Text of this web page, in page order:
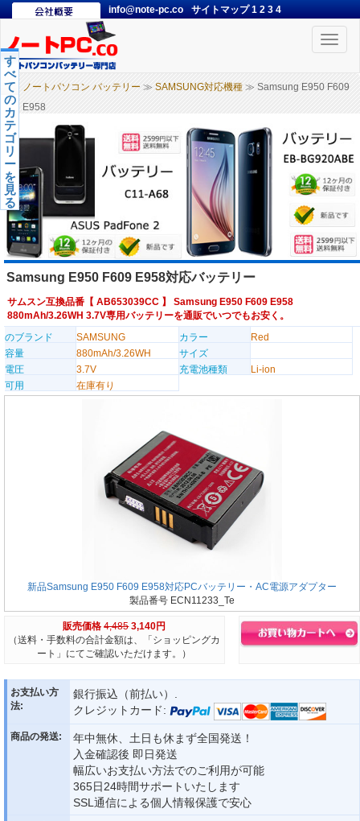
info@note-pc.co サイトマップ1 2 3 4
Toggle
ノートパソコン バッテリー ≫ SAMSUNG対応機種 ≫ Samsung E950 F609
E958
す
べ
て
の
カ
テ
ゴ
リ
ー
を
見
る
Samsung E950 F609 E958対応バッテリー
サムスン互換品番【 AB653039CC 】 Samsung E950 F609 E958
880mAh/3.26WH 3.7V専用バッテリーを通販でいつでもお安く。
のブランド
SAMSUNG カラー
Red
容量
880mAh/3.26WH
サイズ
電圧
3.7V 充電池種類
Li-ion
可用
在庫有り
新品Samsung E950 F609 E958対応PCバッテリー・AC電源アダプター
製品番号 ECN11233_Te
販売価格 4,485 3,140円
（送料・手数料の合計金額は、「ショッピングカ
ート」にてご確認いただけます。）
お支払い方
法:
銀行振込（前払い）.
クレジットカード:
商品の発送:
年中無休、土日も休まず全国発送！
入金確認後 即日発送
幅広いお支払い方法でのご利用が可能
365日24時間サポートいたします
SSL通信による個人情報保護で安心